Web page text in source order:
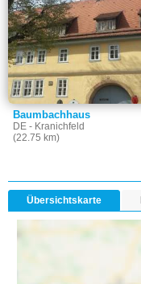
Baumbachhaus
DE - Kranichfeld
(22.75 km)
Übersichtskarte